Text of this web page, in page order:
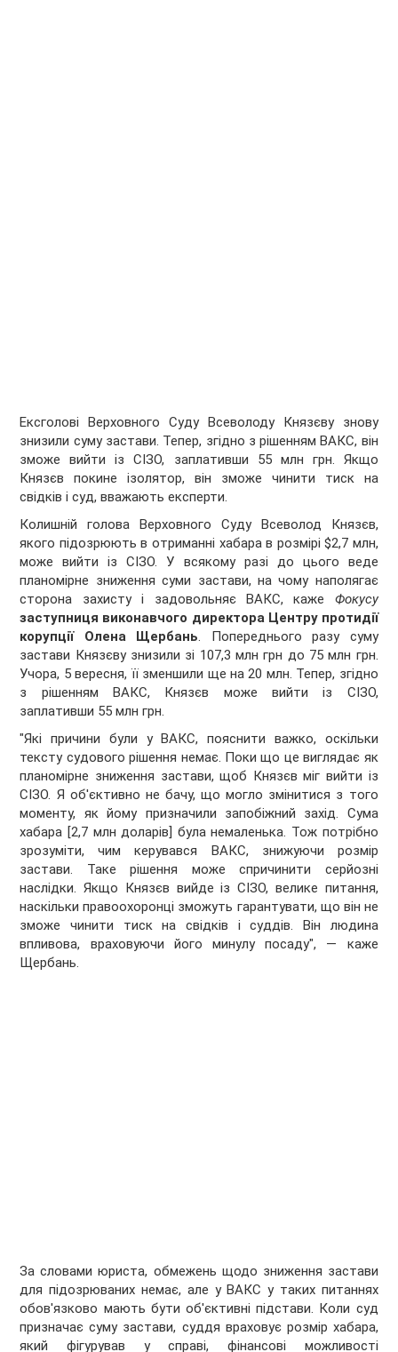
Ексголові Верховного Суду Всеволоду Князєву знову
знизили суму застави. Тепер, згідно з рішенням ВАКС, він
зможе вийти із СІЗО, заплативши 55 млн грн. Якщо
Князєв покине ізолятор, він зможе чинити тиск на
свідків і суд, вважають експерти.
Колишній голова Верховного Суду Всеволод Князєв,
якого підозрюють в отриманні хабара в розмірі $2,7 млн,
може вийти із СІЗО. У всякому разі до цього веде
планомірне зниження суми застави, на чому наполягає
сторона захисту і задовольняє ВАКС, каже Фокусу
заступниця виконавчого директора Центру протидії
корупції
Олена Щербань. Попереднього разу суму
застави Князєву знизили зі 107,3 млн грн до 75 млн грн.
Учора, 5 вересня, її зменшили ще на 20 млн. Тепер, згідно
з рішенням ВАКС, Князєв може вийти із СІЗО,
заплативши 55 млн грн.
"Які причини були у ВАКС, пояснити важко, оскільки
тексту судового рішення немає. Поки що це виглядає як
планомірне зниження застави, щоб Князєв міг вийти із
СІЗО. Я об'єктивно не бачу, що могло змінитися з того
моменту, як йому призначили запобіжний захід. Сума
хабара [2,7 млн доларів] була немаленька. Тож потрібно
зрозуміти, чим керувався ВАКС, знижуючи розмір
застави. Таке рішення може спричинити серйозні
наслідки. Якщо Князєв вийде із СІЗО, велике питання,
наскільки правоохоронці зможуть гарантувати, що він не
зможе чинити тиск на свідків і суддів. Він людина
впливова, враховуючи його минулу посаду", — каже
Щербань.
За словами юриста, обмежень щодо зниження застави
для підозрюваних немає, але у ВАКС у таких питаннях
обов'язково мають бути об'єктивні підстави. Коли суд
призначає суму застави, суддя враховує розмір хабара,
який фігурував у справі, фінансові можливості